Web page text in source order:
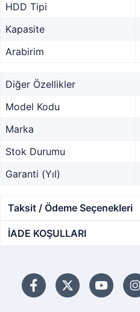
HDD Tipi
Kapasite
Arabirim
Diğer Özellikler
Model Kodu
Marka
Stok Durumu
Garanti (Yıl)
Taksit / Ödeme Seçenekleri
İADE KOŞULLARI